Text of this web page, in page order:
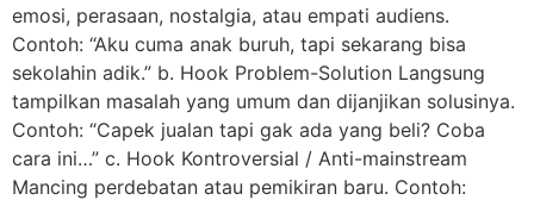
emosi, perasaan, nostalgia, atau empati audiens.
Contoh: “Aku cuma anak buruh, tapi sekarang bisa
sekolahin adik.” b. Hook Problem-Solution Langsung
tampilkan masalah yang umum dan dijanjikan solusinya.
Contoh: “Capek jualan tapi gak ada yang beli? Coba
cara ini…” c. Hook Kontroversial / Anti-mainstream
Mancing perdebatan atau pemikiran baru. Contoh: